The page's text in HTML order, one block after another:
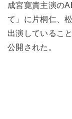
成宮寛貴主演の
て」に片桐仁、
出演しているこ
公開された。